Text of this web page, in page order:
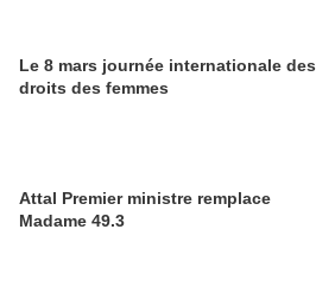
Le 8 mars journée internationale des
droits des femmes
Attal Premier ministre remplace
Madame 49.3